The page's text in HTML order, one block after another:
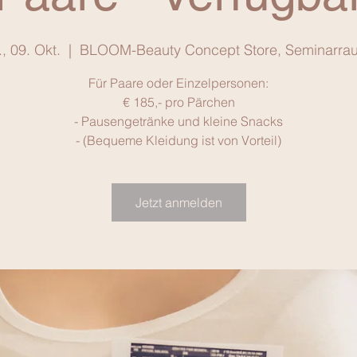
09. Okt.
  |
BLOOM-Beauty Concept Store,
Für Paare oder Einzelpersonen:
€ 185,- pro Pärchen
- Pausengetränke und kleine Snacks
- (Bequeme Kleidung ist von Vorteil)
Jetzt anmelden